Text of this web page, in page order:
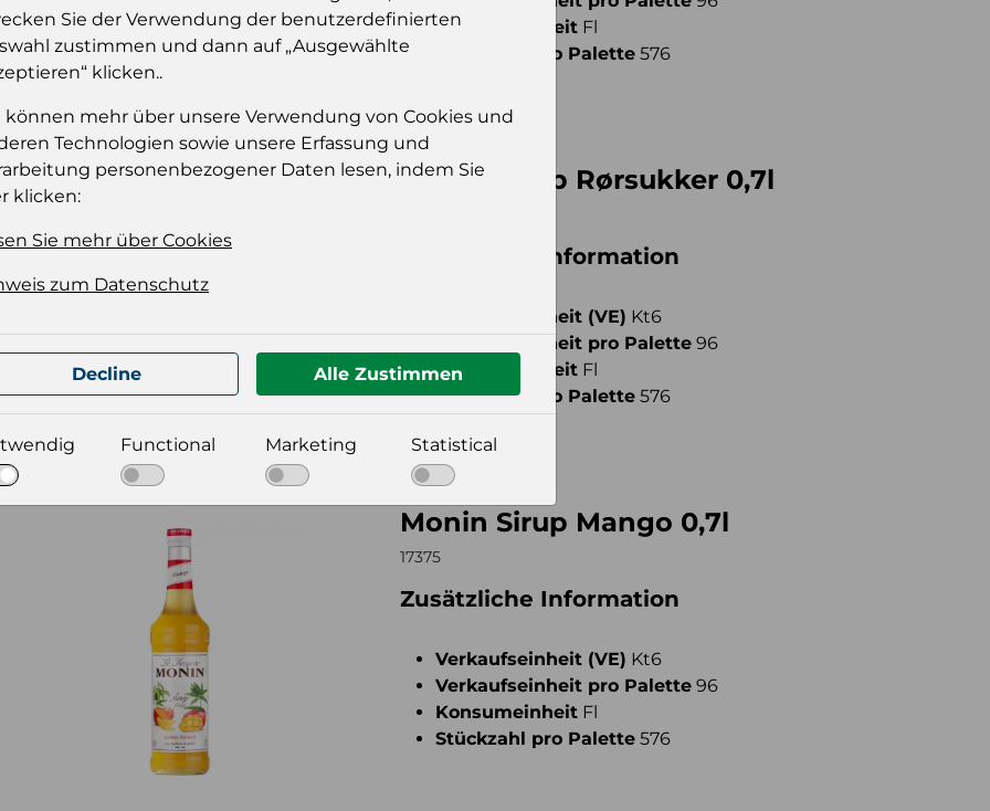
Konsumeinheit Fl
Stückzahl pro Palette 576
Sirup Rørsukker 0,7l Monin Sirup Rørsukker 0,7l
Zusätzliche Information
Verkaufseinheit (VE) Kt6
Verkaufseinheit pro Palette 96
Konsumeinheit Fl
Stückzahl pro Palette 576
Monin Sirup Mango 0,7l
17375
Zusätzliche Information
Verkaufseinheit (VE) Kt6
Verkaufseinheit pro Palette 96
Konsumeinheit Fl
Stückzahl pro Palette 576
Sie der Verwendung der benutzerdefinierten
zustimmen und dann auf „Ausgewählte
klicken..
können mehr über unsere Verwendung von Cookies und
Technologien sowie unsere Erfassung und
personenbezogener Daten lesen, indem Sie
klicken:
Sie mehr über Cookies
zum Datenschutz
Decline Alle Zustimmen
Functional Marketing Statistical